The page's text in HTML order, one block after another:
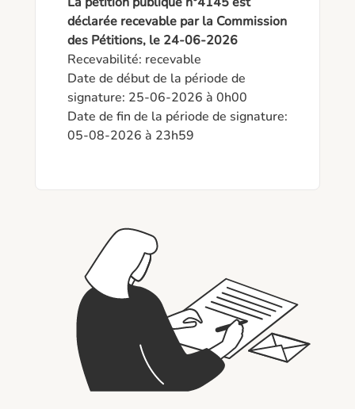
déclarée recevable par la Commission
des Pétitions, le 24-06-2026
Recevabilité: recevable
Date de début de la période de
signature: 25-06-2026 à 0h00
Date de fin de la période de signature:
05-08-2026 à 23h59